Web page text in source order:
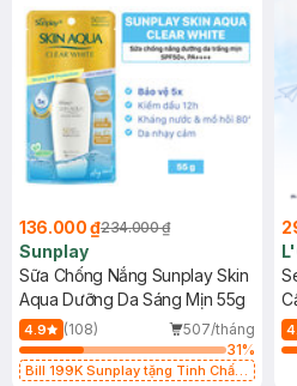
136.000 ₫234.000 ₫
Sunplay
Sữa Chống Nắng Sunplay Skin
Aqua Dưỡng Da Sáng Mịn 55g
4.9 (108)
507/tháng
31%
Bill 199K Sunplay tặng Tinh Chất